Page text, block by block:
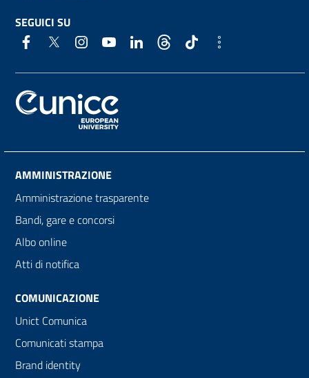
SEGUICI SU
AMMINISTRAZIONE
Amministrazione trasparente
Bandi, gare e concorsi
Albo online
Atti di notifica
COMUNICAZIONE
Unict Comunica
Comunicati stampa
Brand identity